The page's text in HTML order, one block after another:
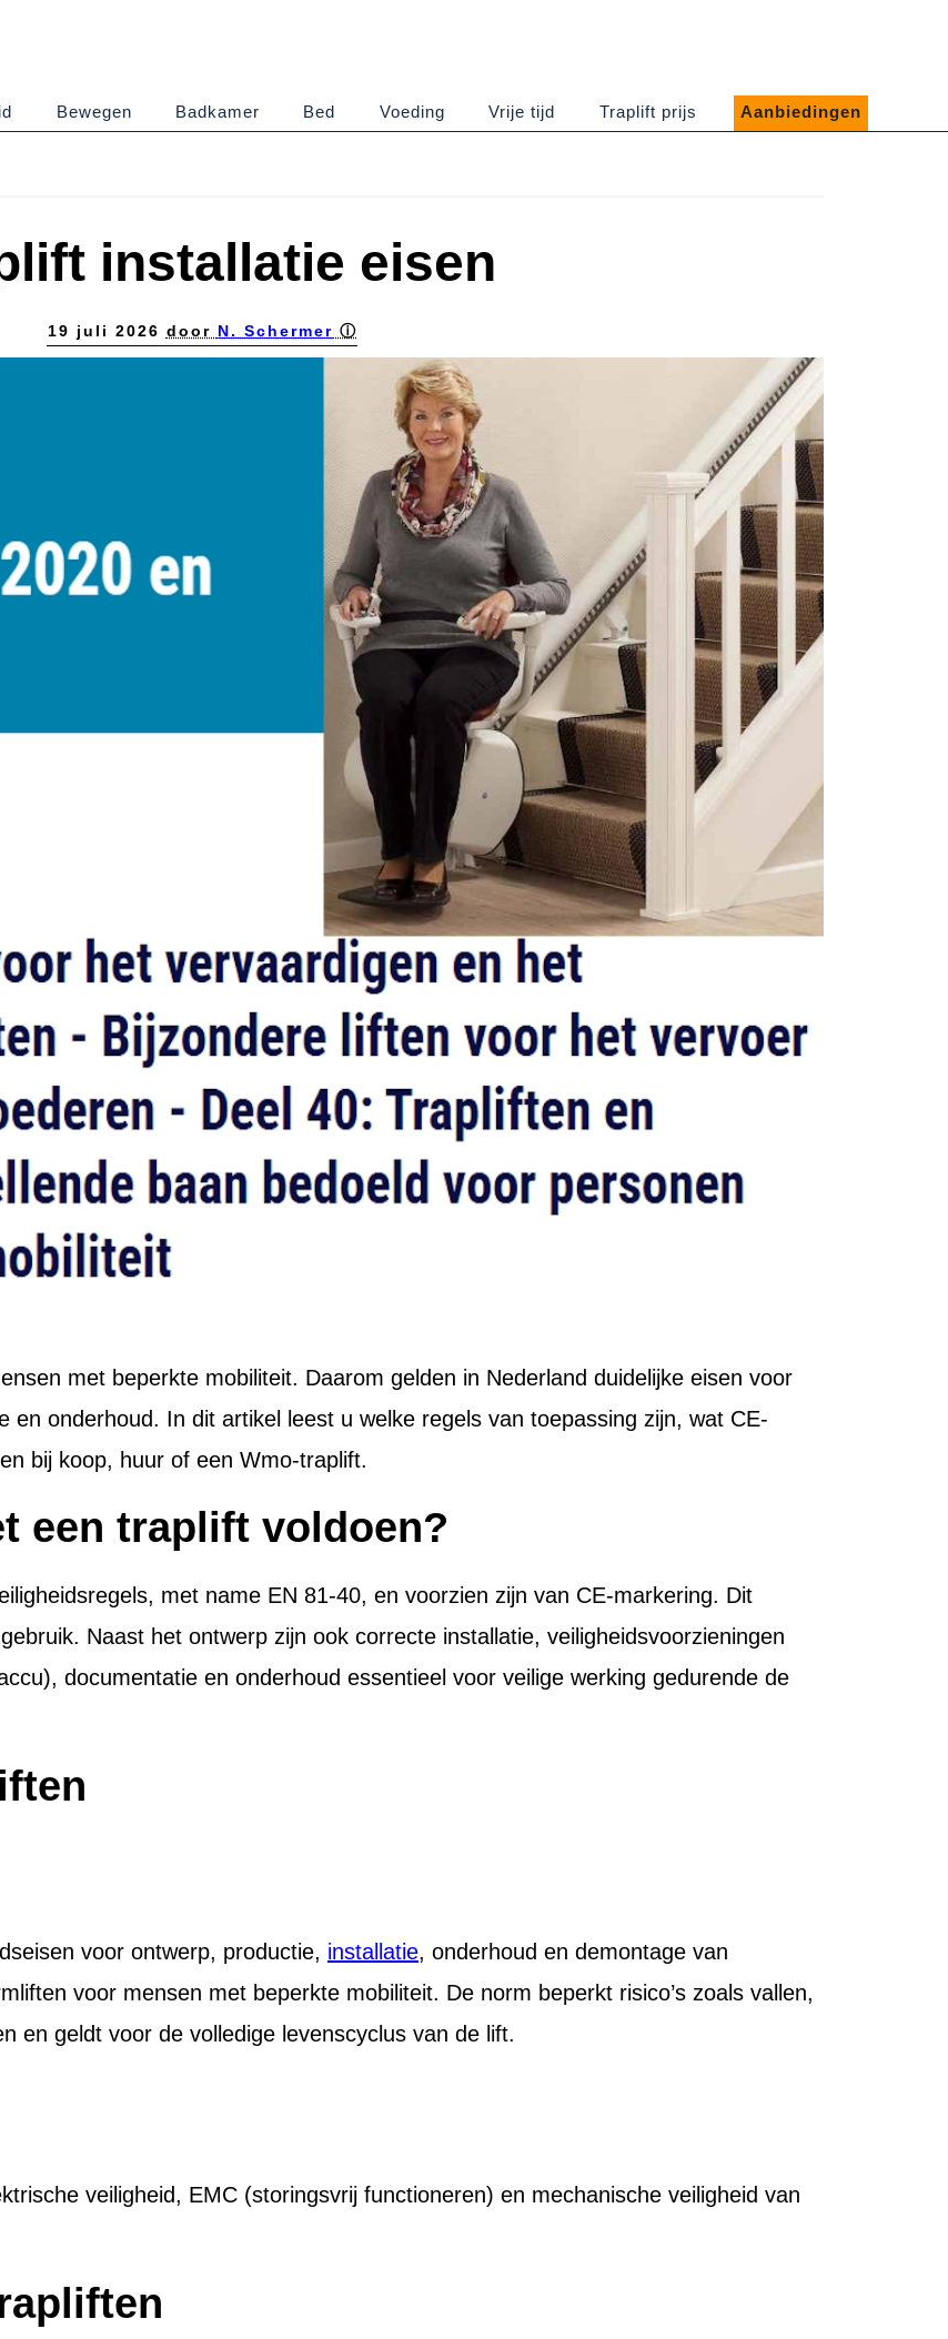
Bewegen Badkamer Bed Voeding Vrije tijd Traplift prijs Aanbiedingen
installatie eisen
19 juli 2026 door N. Schermer ⓘ
met beperkte mobiliteit. Daarom gelden in Nederland duidelijke eisen voor
en onderhoud. In dit artikel leest u welke regels van toepassing zijn, wat CE-
bij koop, huur of een Wmo-traplift.
een traplift voldoen?
met name EN 81-40, en voorzien zijn van CE-markering. Dit
Naast het ontwerp zijn ook correcte installatie, veiligheidsvoorzieningen
documentatie en onderhoud essentieel voor veilige werking gedurende de
voor ontwerp, productie, installatie, onderhoud en demontage van
voor mensen met beperkte mobiliteit. De norm beperkt risico’s zoals vallen,
en geldt voor de volledige levenscyclus van de lift.
veiligheid, EMC (storingsvrij functioneren) en mechanische veiligheid van